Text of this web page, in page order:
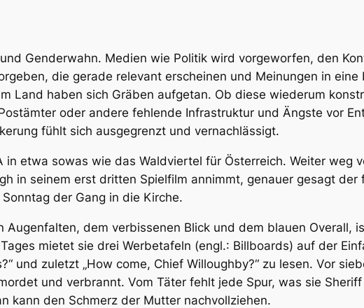
Genderwahn. Medien wie Politik wird vorgeworfen, den
die gerade relevant erscheinen und Meinungen in eine
Land haben sich Gräben aufgetan. Ob diese wiederum
oder andere fehlende Infrastruktur und Ängste vor
fühlt sich ausgegrenzt und vernachlässigt.
etwa sowas wie das Waldviertel für Österreich. Weiter weg
in seinem erst dritten Spielfilm annimmt, genauer gesagt der
der Gang in die Kirche.
dem verbissenen Blick und dem blauen Overall,
mietet sie drei Werbetafeln (engl.: Billboards) auf der
und zuletzt „How come, Chief Willoughby?“ zu lesen. Vor
und verbrannt. Vom Täter fehlt jede Spur, was sie Sheriff
kann den Schmerz der Mutter nachvollziehen.